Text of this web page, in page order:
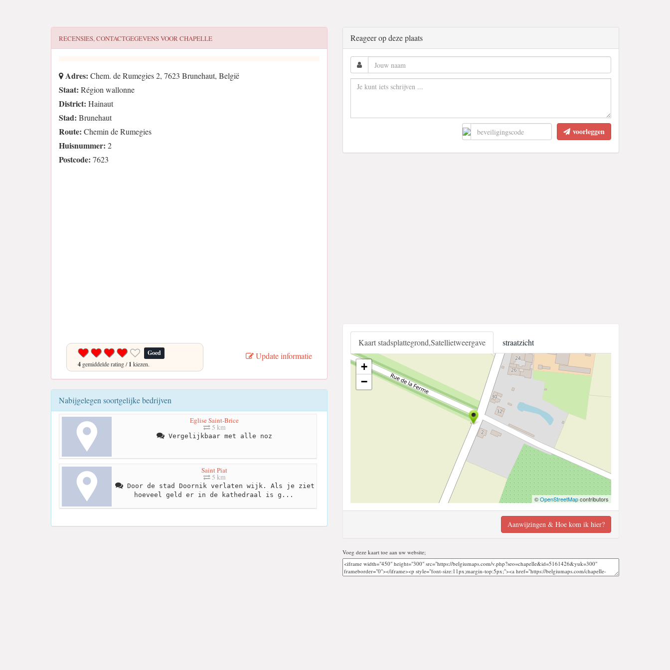
RECENSIES, CONTACTGEGEVENS VOORCHAPELLE
Adres: Chem. de Rumegies 2, 7623 Brunehaut, België
Staat: Région wallonne
District: Hainaut
Stad: Brunehaut
Route: Chemin de Rumegies
Huisnummer: 2
Postcode: 7623
Goed
4 gemiddelde rating /1 kiezen.
Update informatie
Nabijgelegen soortgelijke bedrijven
Eglise Saint-Brice
5 km
Vergelijkbaar met alle noz
Saint Piat
5 km
Door de stad Doornik verlaten wijk. Als je ziet
hoeveel geld er in de kathedraal is g...
Reageer op deze plaats
voorleggen
Kaart stadsplattegrond,Satellietweergave straatzicht
+
−
©OpenStreetMapcontributors
Aanwijzingen & Hoe kom ik hier?
Voeg deze kaart toe aan uw website;